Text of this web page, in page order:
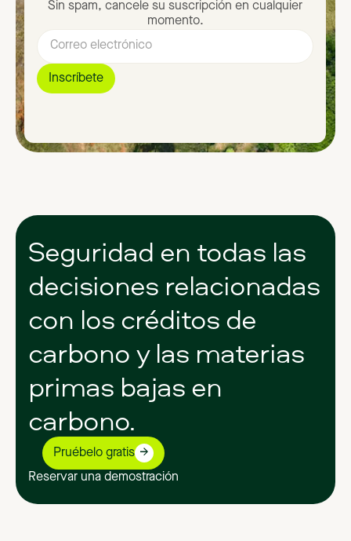
Sin spam, cancele su suscripción en cualquier
momento.
Seguridad en todas las
decisiones relacionadas
con los créditosde
carbonoy las materias
primas bajasen
carbono.
Pruébelo gratis
Reservar una demostración